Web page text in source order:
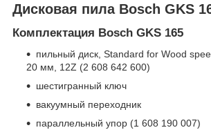
Дисковая пила Bosch GKS
Комплектация Bosch GKS 165
пильный диск, Standard for Wood
20 мм, 12Z (2 608 642 600)
шестигранный ключ
вакуумный переходник
параллельный упор (1 608 190 007)